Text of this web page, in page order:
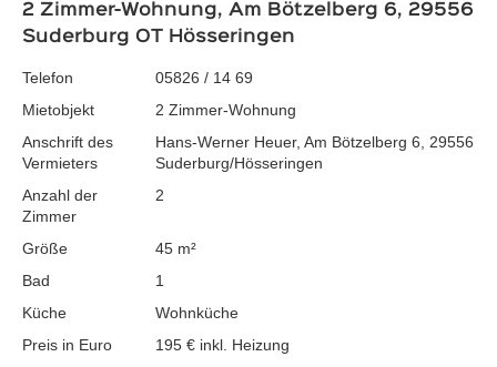
2 Zimmer-Wohnung, Am Bötzelberg 6, 29556
Suderburg OT Hösseringen
Telefon
05826 / 14 69
Mietobjekt
2 Zimmer-Wohnung
Anschrift des
Vermieters
Hans-Werner Heuer, Am Bötzelberg 6, 29556
Suderburg/Hösseringen
Anzahl der
Zimmer
2
Größe
45 m²
Bad
1
Küche
Wohnküche
Preis in Euro
195 € inkl. Heizung